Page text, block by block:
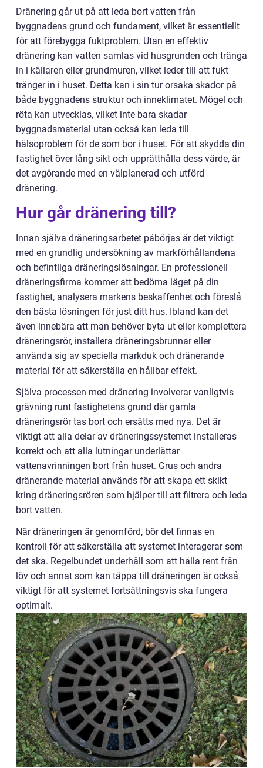
Dränering går ut på att leda bort vatten från
byggnadens grund och fundament, vilket är essentiellt
för att förebygga fuktproblem. Utan en effektiv
dränering kan vatten samlas vid husgrunden och tränga
in i källaren eller grundmuren, vilket leder till att fukt
tränger in i huset. Detta kan i sin tur orsaka skador på
både byggnadens struktur och inneklimatet. Mögel och
röta kan utvecklas, vilket inte bara skadar
byggnadsmaterial utan också kan leda till
hälsoproblem för de som bor i huset. För att skydda din
fastighet över lång sikt och upprätthålla dess värde, är
det avgörande med en välplanerad och utförd
dränering.
Hur går dränering till?
Innan själva dräneringsarbetet påbörjas är det viktigt
med en grundlig undersökning av markförhållandena
och befintliga dräneringslösningar. En professionell
dräneringsfirma kommer att bedöma läget på din
fastighet, analysera markens beskaffenhet och föreslå
den bästa lösningen för just ditt hus. Ibland kan det
även innebära att man behöver byta ut eller komplettera
dräneringsrör, installera dräneringsbrunnar eller
använda sig av speciella markduk och dränerande
material för att säkerställa en hållbar effekt.
Själva processen med dränering involverar vanligtvis
grävning runt fastighetens grund där gamla
dräneringsrör tas bort och ersätts med nya. Det är
viktigt att alla delar av dräneringssystemet installeras
korrekt och att alla lutningar underlättar
vattenavrinningen bort från huset. Grus och andra
dränerande material används för att skapa ett skikt
kring dräneringsrören som hjälper till att filtrera och leda
bort vatten.
När dräneringen är genomförd, bör det finnas en
kontroll för att säkerställa att systemet interagerar som
det ska. Regelbundet underhåll som att hålla rent från
löv och annat som kan täppa till dräneringen är också
viktigt för att systemet fortsättningsvis ska fungera
optimalt.